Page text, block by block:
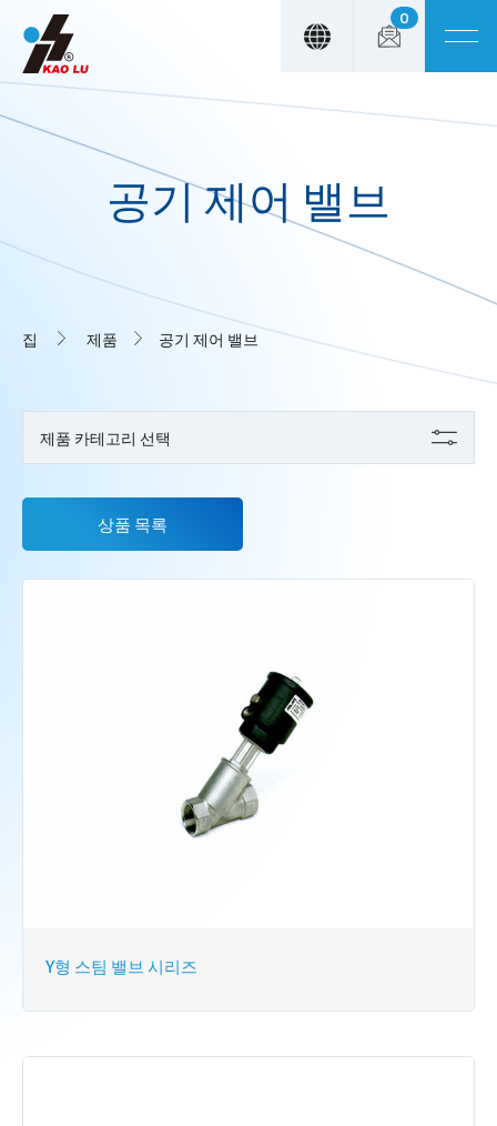
0
공기 제어 밸브
집 제품 공기 제어 밸브
제품 카테고리 선택
상품 목록
Y형 스팀 밸브 시리즈
Cookies management panel